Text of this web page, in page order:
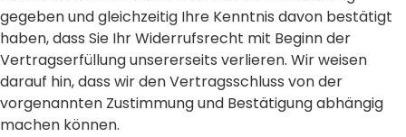
gegeben und gleichzeitig Ihre Kenntnis davon bestätigt
haben, dass Sie Ihr Widerrufsrecht mit Beginn der
Vertragserfüllung unsererseits verlieren. Wir weisen
darauf hin, dass wir den Vertragsschluss von der
vorgenannten Zustimmung und Bestätigung abhängig
machen können.